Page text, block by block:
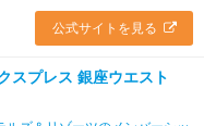
公式サイトを見る
スプレス 銀座ウエスト